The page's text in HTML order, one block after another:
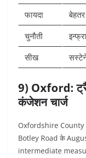
फायदा
चुनौती
सीख
9) Oxford:
कंजेशन चार्ज
Oxfordshire
Botley Road के
intermediate